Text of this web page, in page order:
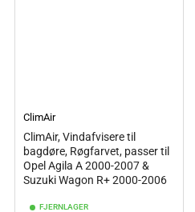
ClimAir
ClimAir, Vindafvisere til
bagdøre, Røgfarvet, passer til
Opel Agila A 2000-2007 &
Suzuki Wagon R+ 2000-2006
FJERNLAGER